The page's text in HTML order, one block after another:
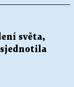
světa,
sjednotila